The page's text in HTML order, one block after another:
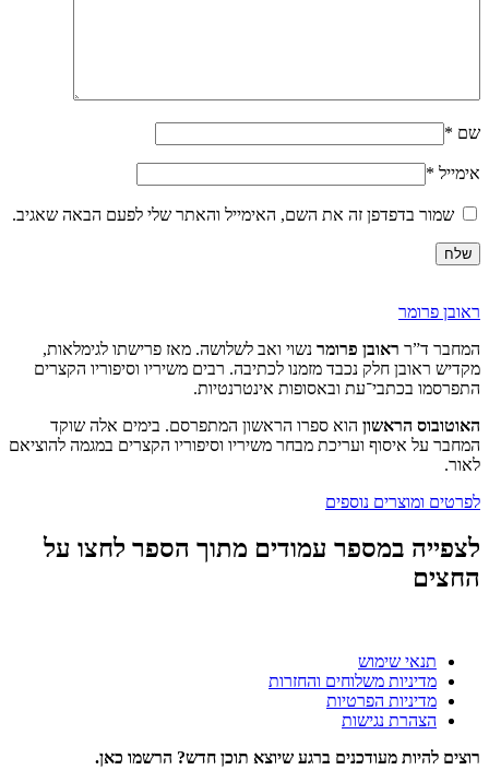
שם *
אימייל *
שמור בדפדפן זה את השם, האימייל והאתר שלי לפעם הבאה שאגיב.
ראובן פרומר
המחבר ד”ר ראובן פרומר נשוי ואב לשלושה. מאז פרישתו לגימלאות,
מקדיש ראובן חלק נכבד מזמנו לכתיבה. רבים משיריו וסיפוריו הקצרים
התפרסמו בכתבי־עת ובאסופות אינטרנטיות.
האוטובוס הראשון הוא ספרו הראשון המתפרסם. בימים אלה שוקד
המחבר על איסוף ועריכת מבחר משיריו וסיפוריו הקצרים במגמה להוציאם
לאור.
לפרטים ומוצרים נוספים
לצפייה במספר עמודים מתוך הספר לחצו על
החצים
תנאי שימוש
מדיניות משלוחים והחזרות
מדיניות הפרטיות
הצהרת נגישות
רוצים להיות מעודכנים ברגע שיוצא תוכן חדש? הרשמו כאן.